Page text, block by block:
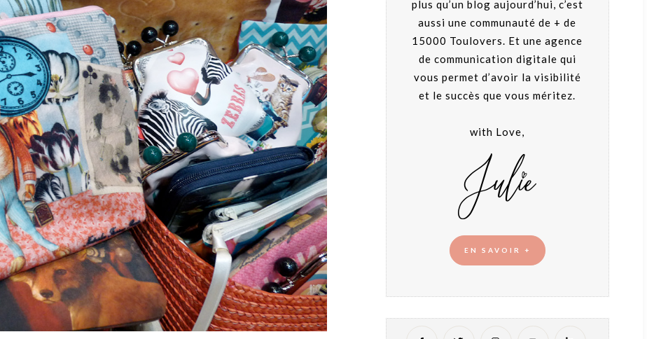
plus qu’un blog aujourd’hui, c’est
aussi une communauté de + de
15000 Toulovers. Et une agence
de communication digitale qui
vous permet d’avoir la visibilité
et le succès que vous méritez.
with Love,
EN SAVOIR +